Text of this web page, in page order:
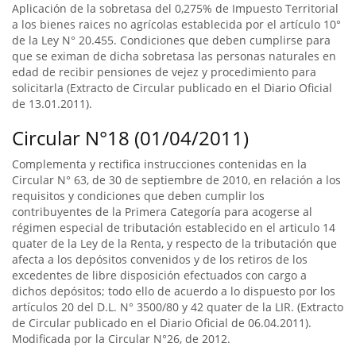
Aplicación de la sobretasa del 0,275% de Impuesto Territorial
a los bienes raices no agrícolas establecida por el artículo 10°
de la Ley N° 20.455. Condiciones que deben cumplirse para
que se eximan de dicha sobretasa las personas naturales en
edad de recibir pensiones de vejez y procedimiento para
solicitarla (Extracto de Circular publicado en el Diario Oficial
de 13.01.2011).
Circular N°18 (01/04/2011)
Complementa y rectifica instrucciones contenidas en la
Circular N° 63, de 30 de septiembre de 2010, en relación a los
requisitos y condiciones que deben cumplir los
contribuyentes de la Primera Categoría para acogerse al
régimen especial de tributación establecido en el articulo 14
quater de la Ley de la Renta, y respecto de la tributación que
afecta a los depósitos convenidos y de los retiros de los
excedentes de libre disposición efectuados con cargo a
dichos depósitos; todo ello de acuerdo a lo dispuesto por los
artículos 20 del D.L. N° 3500/80 y 42 quater de la LIR. (Extracto
de Circular publicado en el Diario Oficial de 06.04.2011).
Modificada por la Circular N°26, de 2012.